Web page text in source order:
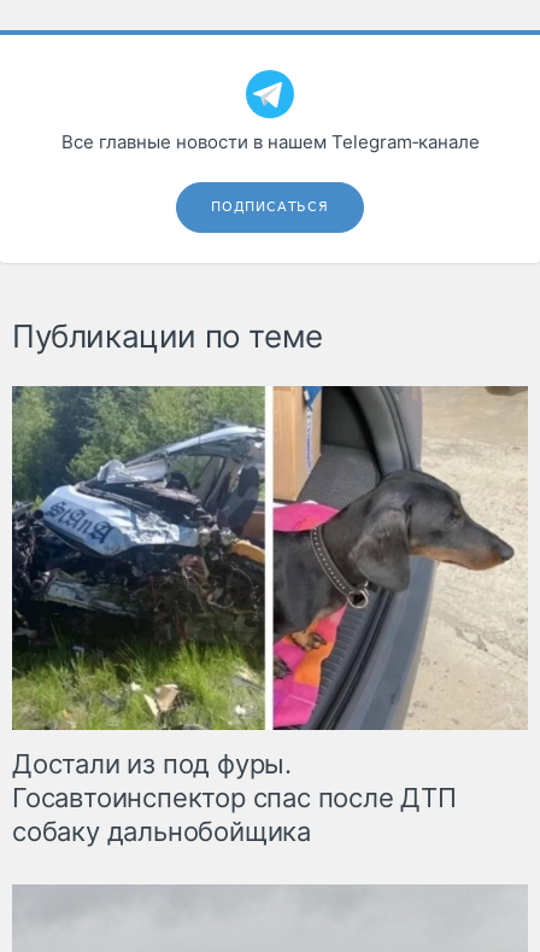
Все главные новости в нашем Telegram‑канале
ПОДПИСАТЬСЯ
Публикации по теме
Достали из под фуры.
Госавтоинспектор спас после ДТП
собаку дальнобойщика